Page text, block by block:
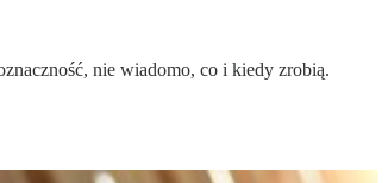
nie wiadomo, co i kiedy zrobią.